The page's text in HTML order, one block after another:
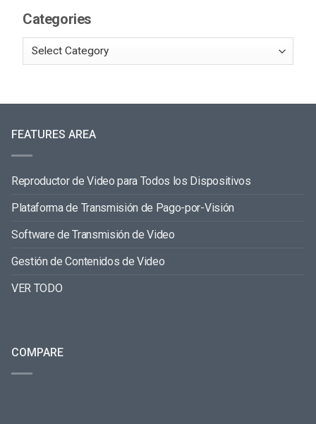
Categories
FEATURES AREA
Reproductor de Video para Todos los Dispositivos
Plataforma de Transmisión de Pago-por-Visión
Software de Transmisión de Video
Gestión de Contenidos de Video
VER TODO
COMPARE